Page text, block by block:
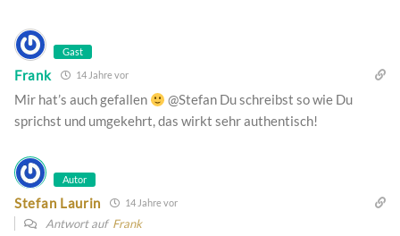
Gast
Frank 14 Jahre vor
Mir hat’s auch gefallen
@Stefan Du schreibst so wie Du
sprichst und umgekehrt, das wirkt sehr authentisch!
Autor
Stefan Laurin 14 Jahre vor
Antwort auf Frank